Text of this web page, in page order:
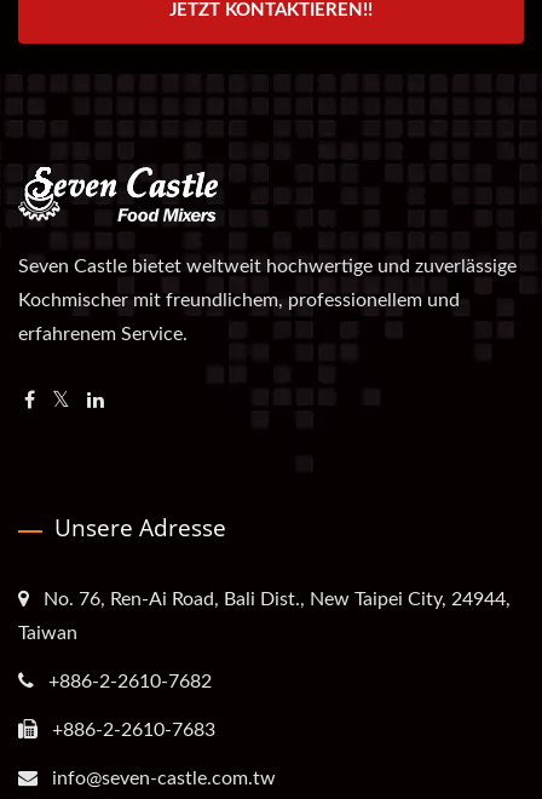
JETZT KONTAKTIEREN!!
Seven Castle bietet weltweit hochwertige und zuverlässige
Kochmischer mit freundlichem, professionellem und
erfahrenem Service.
Unsere Adresse
No. 76, Ren-Ai Road, Bali Dist., New Taipei City, 24944,
Taiwan
+886-2-2610-7682
+886-2-2610-7683
info@seven-castle.com.tw